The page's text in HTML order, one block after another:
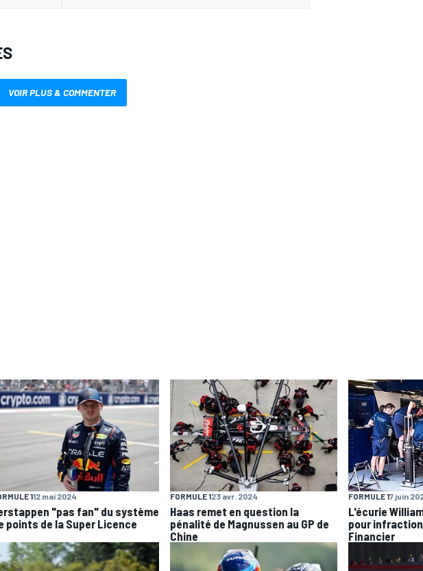
VOIR PLUS & COMMENTER
112 mai 2024
"pas fan" du système
points de la Super Licence
FORMULE 123 avr. 2024
Haas remet en question la
pénalité de Magnussen au GP de
Chine
FORMULE 17 juin
L'écurie
pour
Financier